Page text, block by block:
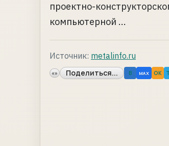
проектно-
компьютерной ...
Источник: metalinfo.ru
«» Поделиться... B MAX OK